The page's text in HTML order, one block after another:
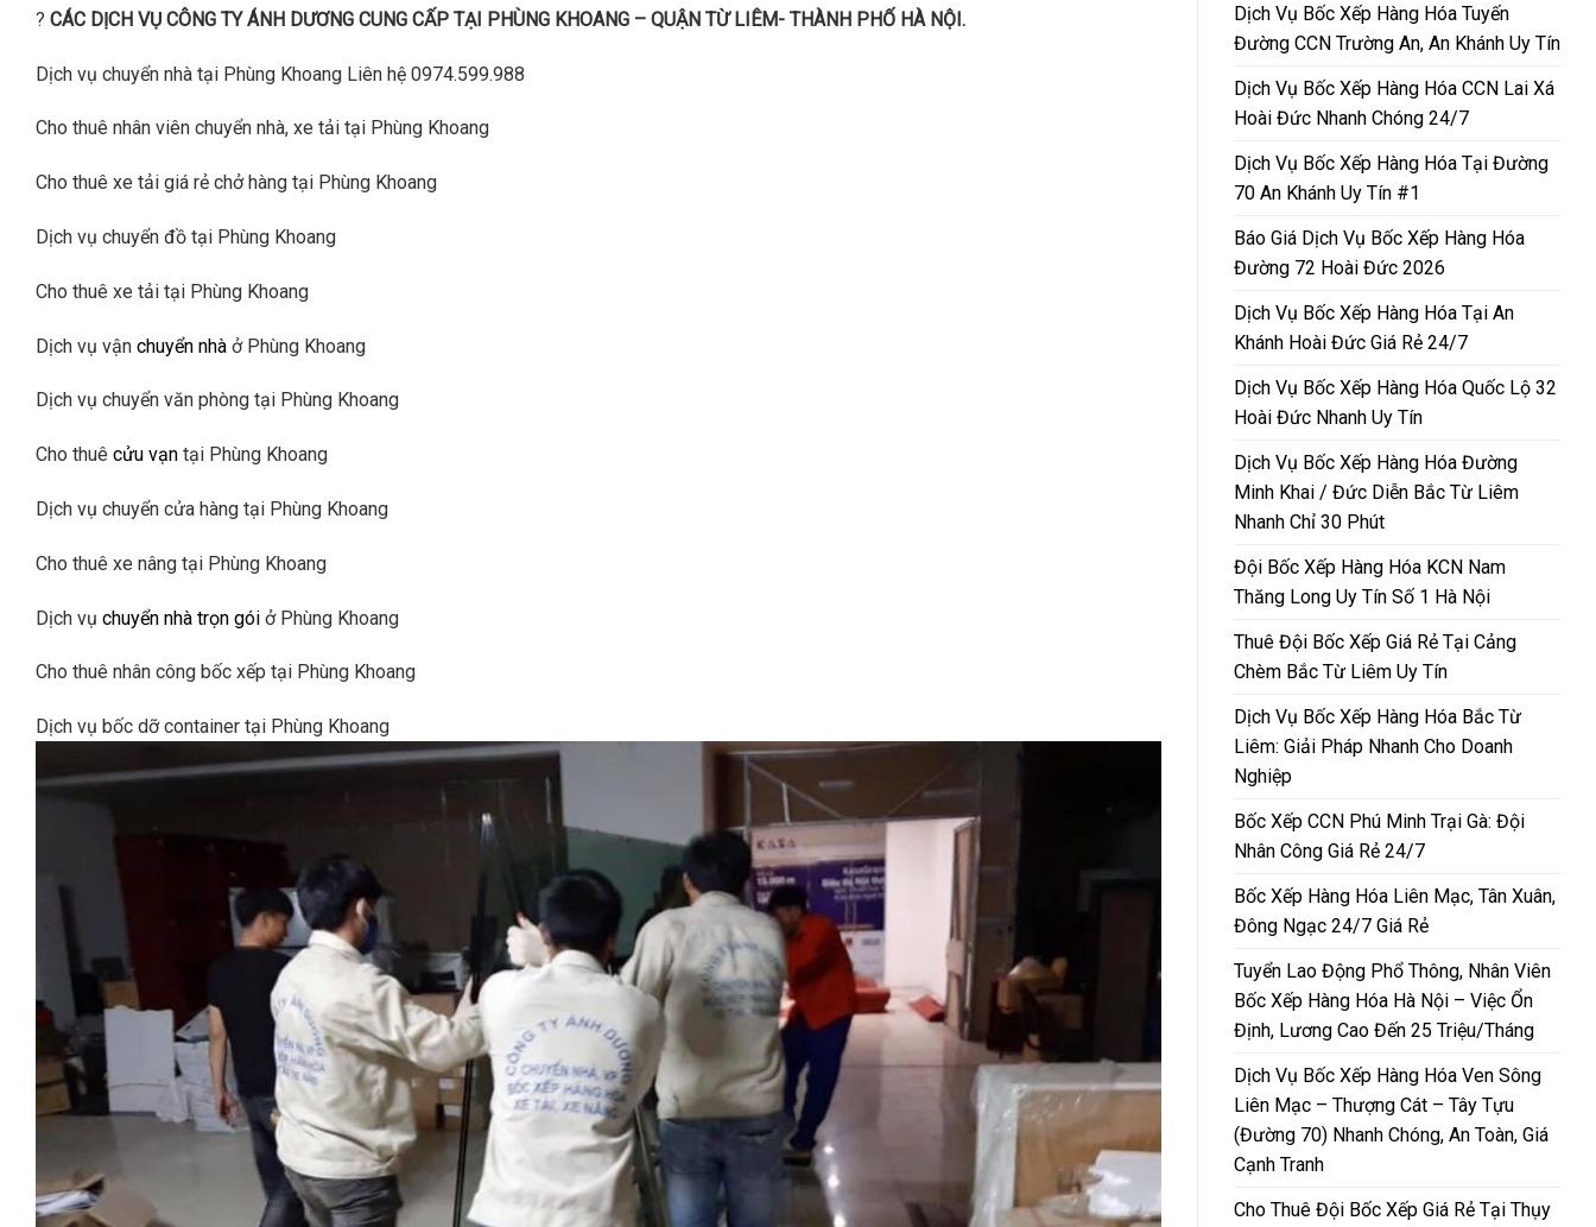
? CÁC DỊCH VỤ CÔNG TY ÁNH DƯƠNG CUNG CẤP TẠI PHÙNG KHOANG – QUẬN TỪ LIÊM- THÀNH PHỐ HÀ NỘI.
Dịch vụ chuyển nhà tại Phùng Khoang Liên hệ 0974.599.988
Cho thuê nhân viên chuyển nhà, xe tải tại Phùng Khoang
Cho thuê xe tải giá rẻ chở hàng tại Phùng Khoang
Dịch vụ chuyển đồ tại Phùng Khoang
Cho thuê xe tải tại Phùng Khoang
Dịch vụ vận chuyển nhà ở Phùng Khoang
Dịch vụ chuyển văn phòng tại Phùng Khoang
Cho thuê cửu vạn tại Phùng Khoang
Dịch vụ chuyển cửa hàng tại Phùng Khoang
Cho thuê xe nâng tại Phùng Khoang
Dịch vụ chuyển nhà trọn gói ở Phùng Khoang
Cho thuê nhân công bốc xếp tại Phùng Khoang
Dịch vụ bốc dỡ container tại Phùng Khoang
Dịch Vụ Bốc Xếp Hàng Hóa Tuyến
Đường CCN Trường An, An Khánh Uy Tín
Dịch Vụ Bốc Xếp Hàng Hóa CCN Lai Xá
Hoài Đức Nhanh Chóng 24/7
Dịch Vụ Bốc Xếp Hàng Hóa Tại Đường
70 An Khánh Uy Tín #1
Báo Giá Dịch Vụ Bốc Xếp Hàng Hóa
Đường 72 Hoài Đức 2026
Dịch Vụ Bốc Xếp Hàng Hóa Tại An
Khánh Hoài Đức Giá Rẻ 24/7
Dịch Vụ Bốc Xếp Hàng Hóa Quốc Lộ 32
Hoài Đức Nhanh Uy Tín
Dịch Vụ Bốc Xếp Hàng Hóa Đường
Minh Khai / Đức Diễn Bắc Từ Liêm
Nhanh Chỉ 30 Phút
Đội Bốc Xếp Hàng Hóa KCN Nam
Thăng Long Uy Tín Số 1 Hà Nội
Thuê Đội Bốc Xếp Giá Rẻ Tại Cảng
Chèm Bắc Từ Liêm Uy Tín
Dịch Vụ Bốc Xếp Hàng Hóa Bắc Từ
Liêm: Giải Pháp Nhanh Cho Doanh
Nghiệp
Bốc Xếp CCN Phú Minh Trại Gà: Đội
Nhân Công Giá Rẻ 24/7
Bốc Xếp Hàng Hóa Liên Mạc, Tân Xuân,
Đông Ngạc 24/7 Giá Rẻ
Tuyển Lao Động Phổ Thông, Nhân Viên
Bốc Xếp Hàng Hóa Hà Nội – Việc Ổn
Định, Lương Cao Đến 25 Triệu/Tháng
Dịch Vụ Bốc Xếp Hàng Hóa Ven Sông
Liên Mạc – Thượng Cát – Tây Tựu
(Đường 70) Nhanh Chóng, An Toàn, Giá
Cạnh Tranh
Cho Thuê Đội Bốc Xếp Giá Rẻ Tại Thụy